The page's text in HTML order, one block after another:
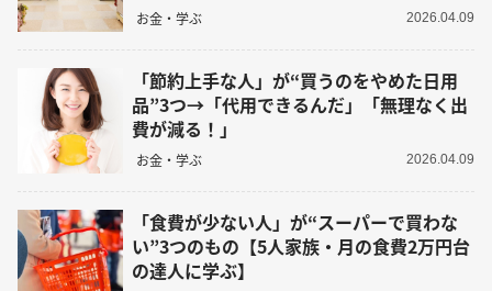
お金・学ぶ 2026.04.09
「節約上手な人」が“買うのをやめた日用
品”3つ→「代用できるんだ」「無理なく出
費が減る！」
お金・学ぶ 2026.04.09
「食費が少ない人」が“スーパーで買わな
い”3つのもの【5人家族・月の食費2万円台
の達人に学ぶ】